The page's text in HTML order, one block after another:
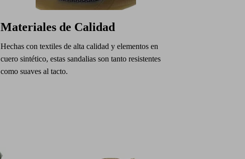
Materiales de Calidad
Hechas con textiles de alta calidad y elementos en
cuero sintético, estas sandalias son tanto resistentes
como suaves al tacto.